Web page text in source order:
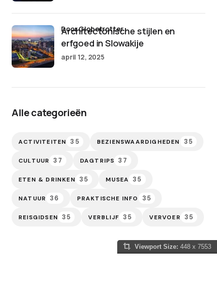
Architectonische stijlen en
erfgoed in Slowakije
door Globetrotter
april 12, 2025
Alle categorieën
ACTIVITEITEN 35 BEZIENSWAARDIGHEDEN 35
CULTUUR 37 DAGTRIPS 37
ETEN & DRINKEN 35 MUSEA 35
NATUUR 36 PRAKTISCHE INFO 35
REISGIDSEN 35 VERBLIJF 35 VERVOER 35
Viewport Size: 448 x 7553